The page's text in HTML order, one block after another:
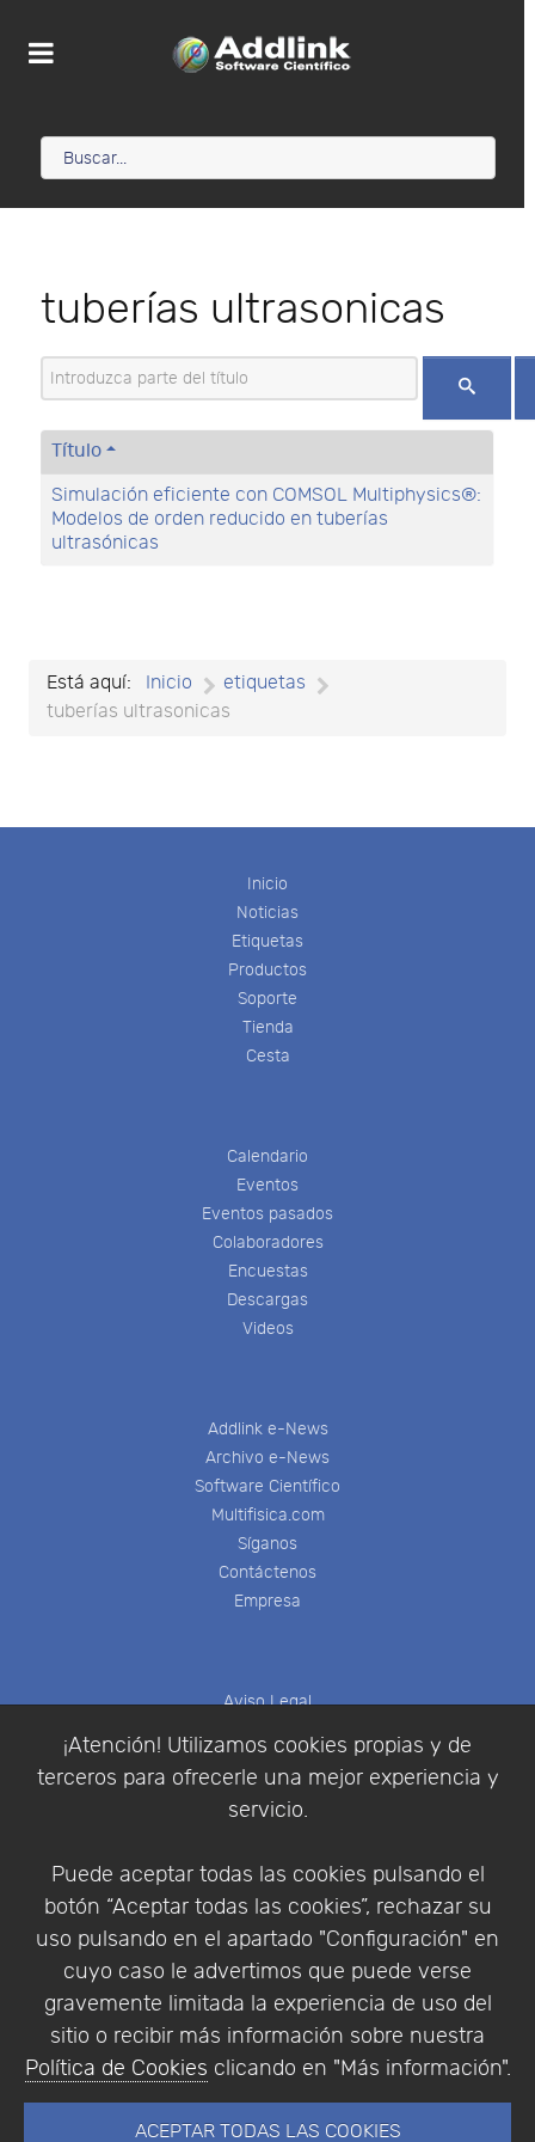
¡Atención! Utilizamos cookies propias y de
terceros para ofrecerle una mejor experiencia y
servicio.
Puede aceptar todas las cookies pulsando el
botón “Aceptar todas las cookies”, rechazar su
uso pulsando en el apartado "Configuración" en
cuyo caso le advertimos que puede verse
gravemente limitada la experiencia de uso del
sitio o recibir más información sobre nuestra
Política de Cookies clicando en "Más información".
ACEPTAR TODAS LAS COOKIES
tuberías ultrasonicas
Introduzca parte del título
Título
Simulación eficiente con COMSOL Multiphysics®:
Modelos de orden reducido en tuberías
ultrasónicas
Está aquí: Inicio
etiquetas
tuberías ultrasonicas
Inicio
Noticias
Etiquetas
Productos
Soporte
Tienda
Cesta
Calendario
Eventos
Eventos pasados
Colaboradores
Encuestas
Descargas
Videos
Addlink e-News
Archivo e-News
Software Científico
Multifisica.com
Síganos
Contáctenos
Empresa
Aviso Legal
Política de Privacidad
Condiciones de compra
Identificarse
Empresa|Aviso Legal| Política de Privacidad |
Política de Cookies
© Copyright 1994 - 2026. Addlink Software
Científico, S.L.